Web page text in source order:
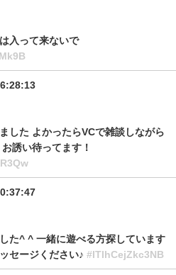
入って来ないで
した よかったらVCで雑談しながら
誘い待ってます！
た^ ^ 一緒に遊べる方探しています
セージください♪ #ITlhCejZkc3NB